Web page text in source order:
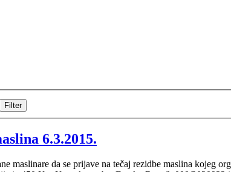
Filter
6.3.2015.
maslinare da se prijave na tečaj rezidbe maslina kojeg